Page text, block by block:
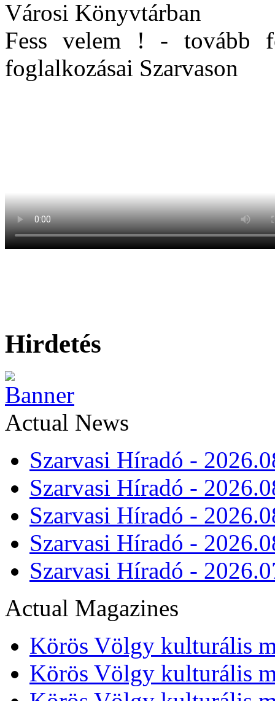
Városi Könyvtárban
Fess velem ! - tovább
foglalkozásai Szarvason
Hirdetés
Actual News
Szarvasi Híradó -
Szarvasi Híradó -
Szarvasi Híradó -
Szarvasi Híradó -
Szarvasi Híradó -
Actual Magazines
Körös Völgy kulturális
Körös Völgy kulturális